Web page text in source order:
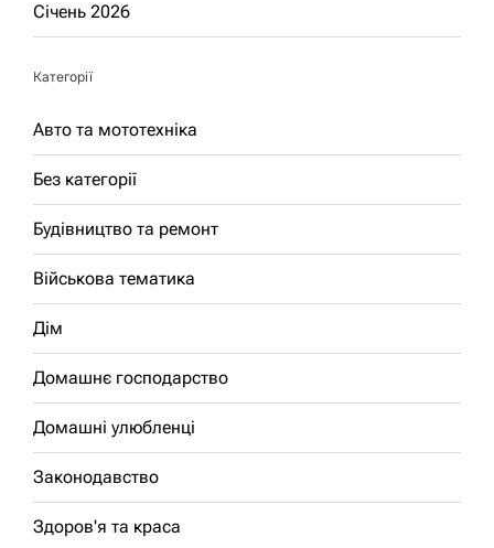
Січень 2026
Категорії
Авто та мототехніка
Без категорії
Будівництво та ремонт
Військова тематика
Дім
Домашнє господарство
Домашні улюбленці
Законодавство
Здоров'я та краса